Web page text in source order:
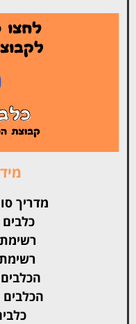
מדריך
כלבים
רשימת